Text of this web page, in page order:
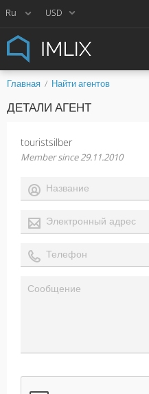
USD
Главная Найти агентов
ДЕТАЛИ АГЕНТ
touristsilber
Member since 29.11.2010